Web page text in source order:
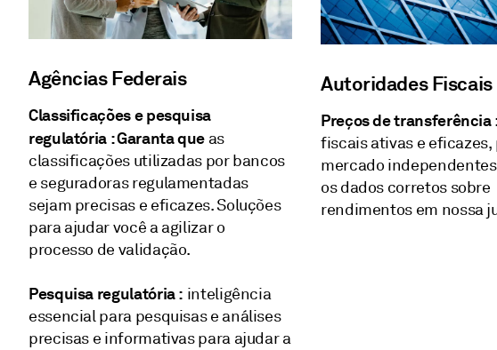
Agências Federais
Classificações e pesquisa
regulatória : Garanta que as
classificações utilizadas por bancos
e seguradoras regulamentadas
sejam precisas e eficazes. Soluções
para ajudar você a agilizar o
processo de validação.
Pesquisa regulatória : inteligência
essencial para pesquisas e análises
precisas e informativas para ajudar a
Autoridades Fiscais
Preços de transferência
fiscais ativas e eficazes,
mercado
os dados corretos sobre
rendimentos em nossa